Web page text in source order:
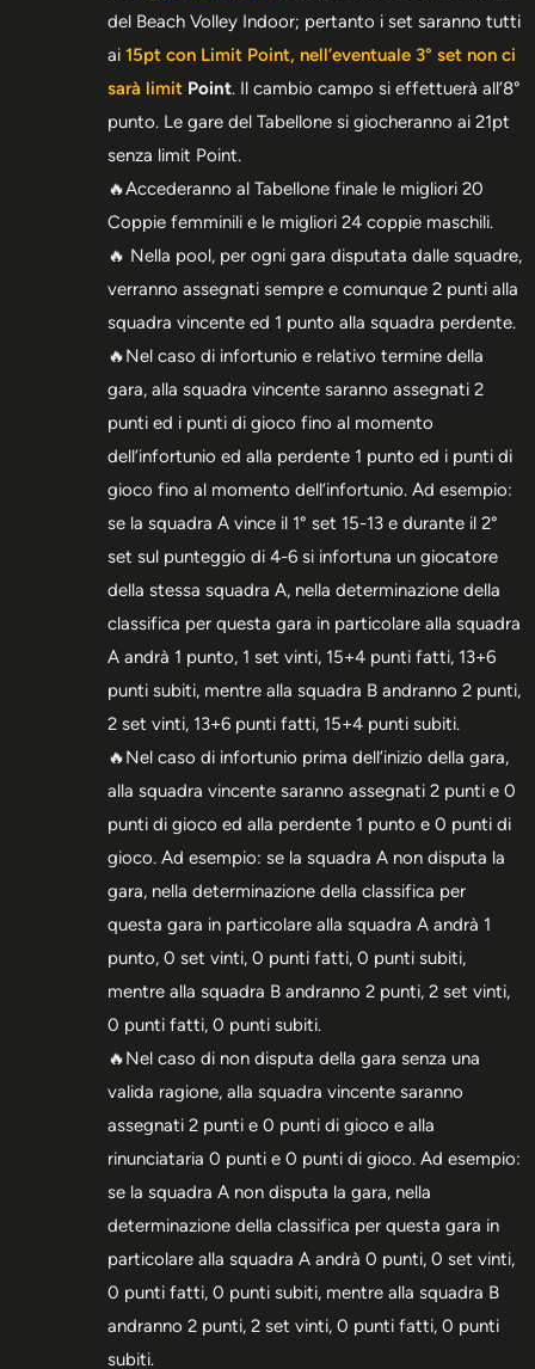
del Beach Volley Indoor; pertanto i set saranno tutti
ai 15pt con Limit Point, nell’eventuale 3° set non ci
sarà limit Point. Il cambio campo si effettuerà all’8°
punto. Le gare del Tabellone si giocheranno ai 21pt
senza limit Point.
🔥Accederanno al Tabellone finale le migliori 20
Coppie femminili e le migliori 24 coppie maschili.
🔥 Nella pool, per ogni gara disputata dalle squadre,
verranno assegnati sempre e comunque 2 punti alla
squadra vincente ed 1 punto alla squadra perdente.
🔥Nel caso di infortunio e relativo termine della
gara, alla squadra vincente saranno assegnati 2
punti ed i punti di gioco fino al momento
dell’infortunio ed alla perdente 1 punto ed i punti di
gioco fino al momento dell’infortunio. Ad esempio:
se la squadra A vince il 1° set 15-13 e durante il 2°
set sul punteggio di 4-6 si infortuna un giocatore
della stessa squadra A, nella determinazione della
classifica per questa gara in particolare alla squadra
A andrà 1 punto, 1 set vinti, 15+4 punti fatti, 13+6
punti subiti, mentre alla squadra B andranno 2 punti,
2 set vinti, 13+6 punti fatti, 15+4 punti subiti.
🔥Nel caso di infortunio prima dell’inizio della gara,
alla squadra vincente saranno assegnati 2 punti e 0
punti di gioco ed alla perdente 1 punto e 0 punti di
gioco. Ad esempio: se la squadra A non disputa la
gara, nella determinazione della classifica per
questa gara in particolare alla squadra A andrà 1
punto, 0 set vinti, 0 punti fatti, 0 punti subiti,
mentre alla squadra B andranno 2 punti, 2 set vinti,
0 punti fatti, 0 punti subiti.
🔥Nel caso di non disputa della gara senza una
valida ragione, alla squadra vincente saranno
assegnati 2 punti e 0 punti di gioco e alla
rinunciataria 0 punti e 0 punti di gioco. Ad esempio:
se la squadra A non disputa la gara, nella
determinazione della classifica per questa gara in
particolare alla squadra A andrà 0 punti, 0 set vinti,
0 punti fatti, 0 punti subiti, mentre alla squadra B
andranno 2 punti, 2 set vinti, 0 punti fatti, 0 punti
subiti.